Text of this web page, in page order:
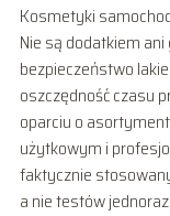
Kosmetyki
Nie są dodatkiem
bezpieczeństwo
oszczędność czasu
oparciu o
użytkowym i
faktycznie
a nie testów